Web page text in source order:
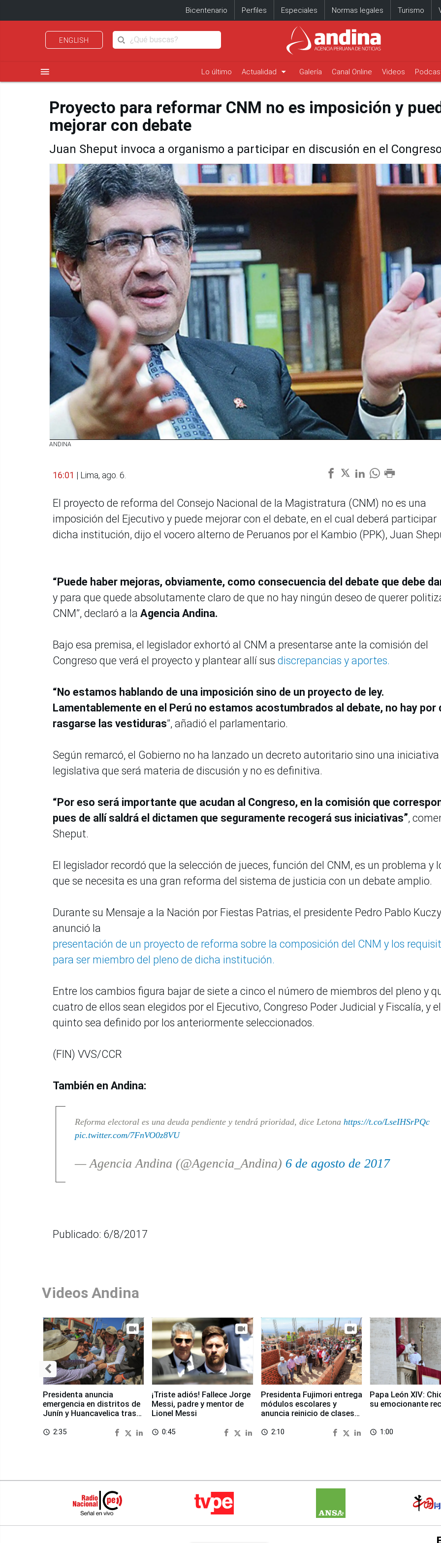
Bicentenario Perfiles Especiales Normas legales Turismo
ENGLISH
menu Lo último Actualidad arrow_drop_down Galería Canal Online Videos
Proyecto para reformar CNM no es imposición y
mejorar con debate
Juan Sheput invoca a organismo a participar en discusión en el
ANDINA
16:01 | Lima, ago. 6.
El proyecto de reforma del Consejo Nacional de la Magistratura (CNM) no es una
imposición del Ejecutivo y puede mejorar con el debate, en el cual deberá participar
dicha institución, dijo el vocero alterno de Peruanos por el Kambio (PPK), Juan
“Puede haber mejoras, obviamente, como consecuencia del debate que debe
y para que quede absolutamente claro de que no hay ningún deseo de querer
CNM”, declaró a la Agencia Andina.
Bajo esa premisa, el legislador exhortó al CNM a presentarse ante la comisión del
Congreso que verá el proyecto y plantear allí sus discrepancias y aportes.
“No estamos hablando de una imposición sino de un proyecto de ley.
Lamentablemente en el Perú no estamos acostumbrados al debate, no hay por
rasgarse las vestiduras”, añadió el parlamentario.
Según remarcó, el Gobierno no ha lanzado un decreto autoritario sino una iniciativa
legislativa que será materia de discusión y no es definitiva.
“Por eso será importante que acudan al Congreso, en la comisión que
pues de allí saldrá el dictamen que seguramente recogerá sus iniciativas”,
Sheput.
El legislador recordó que la selección de jueces, función del CNM, es un problema y
que se necesita es una gran reforma del sistema de justicia con un debate amplio.
Durante su Mensaje a la Nación por Fiestas Patrias, el presidente Pedro Pablo
anunció la
presentación de un proyecto de reforma sobre la composición del CNM y los
para ser miembro del pleno de dicha institución.
Entre los cambios figura bajar de siete a cinco el número de miembros del pleno y
cuatro de ellos sean elegidos por el Ejecutivo, Congreso Poder Judicial y Fiscalía, y el
quinto sea definido por los anteriormente seleccionados.
(FIN) VVS/CCR
También en Andina:
Reforma electoral es una deuda pendiente y tendrá prioridad, dice Letona https://t.co/LseIHSrPQc
pic.twitter.com/7FnVO0z8VU
— Agencia Andina (@Agencia_Andina) 6 de agosto de 2017
Publicado: 6/8/2017
Videos Andina
Presidenta anuncia
emergencia en distritos de
Junín y Huancavelica tras
access_time 2:35
¡Triste adiós! Fallece Jorge
Messi, padre y mentor de
Lionel Messi
access_time 0:45
Presidenta Fujimori entrega
módulos escolares y
anuncia reinicio de clases
access_time 2:10
Papa León XIV:
su emocionante
access_time 1:00